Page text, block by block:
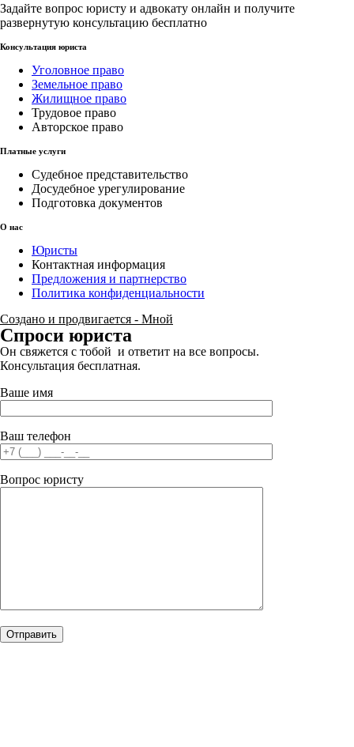
Задайте вопрос юристу и адвокату онлайн и получите
развернутую консультацию бесплатно
Консультация юриста
Уголовное право
Земельное право
Жилищное право
Трудовое право
Авторское право
Платные услуги
Судебное представительство
Досудебное урегулирование
Подготовка документов
О нас
Юристы
Контактная информация
Предложения и партнерство
Политика конфиденциальности
Создано и продвигается - Мной
Спроси юриста
Он свяжется с тобой и ответит на все вопросы.
Консультация бесплатная.
Ваше имя
Ваш телефон
Вопрос юристу